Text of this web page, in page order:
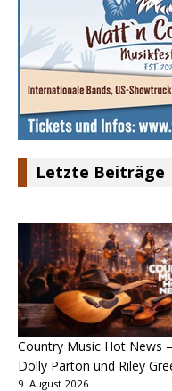
Letzte Beiträge
Country Music Hot News
Dolly Parton und Riley
9. August 2026